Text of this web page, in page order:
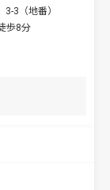
3（地番）
歩8分